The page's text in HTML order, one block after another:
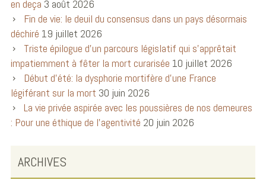
en deça 3 août 2026
Fin de vie: le deuil du consensus dans un pays désormais
déchiré 19 juillet 2026
Triste épilogue d’un parcours législatif qui s’apprêtait
impatiemment à fêter la mort curarisée 10 juillet 2026
Début d’été: la dysphorie mortifère d’une France
légiférant sur la mort 30 juin 2026
La vie privée aspirée avec les poussières de nos demeures
: Pour une éthique de l’agentivité 20 juin 2026
ARCHIVES